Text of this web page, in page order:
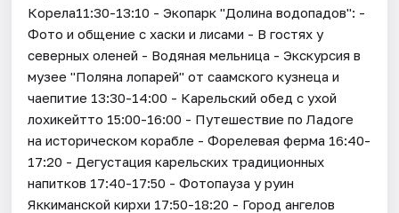
Корела11:30-13:10 - Экопарк "Долина водопадов": -
Фото и общение с хаски и лисами - В гостях у
северных оленей - Водяная мельница - Экскурсия в
музее "Поляна лопарей" от саамского кузнеца и
чаепитие 13:30-14:00 - Карельский обед с ухой
лохикейтто 15:00-16:00 - Путешествие по Ладоге
на историческом корабле - Форелевая ферма 16:40-
17:20 - Дегустация карельских традиционных
напитков 17:40-17:50 - Фотопауза у руин
Яккиманской кирхи 17:50-18:20 - Город ангелов